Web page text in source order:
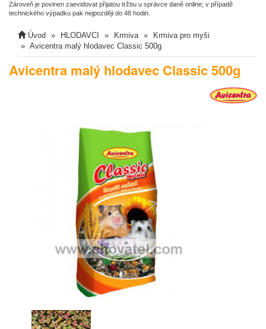
Zároveň je povinen zaevidovat přijatou tržbu u správce daně online; v případě
technického výpadku pak nejpozději do 48 hodin.
Úvod HLODAVCI Krmiva
Krmiva pro myši
Avicentra malý hlodavec Classic 500g
Avicentra malý hlodavec Classic 500g